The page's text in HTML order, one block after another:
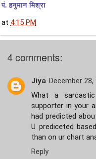
पं. हनुमान मिश्रा
at 4:15 PM
4 comments:
Jiya December 28,
What a
supporter in your
had predicted
U prediceted
than on ur chart
Reply